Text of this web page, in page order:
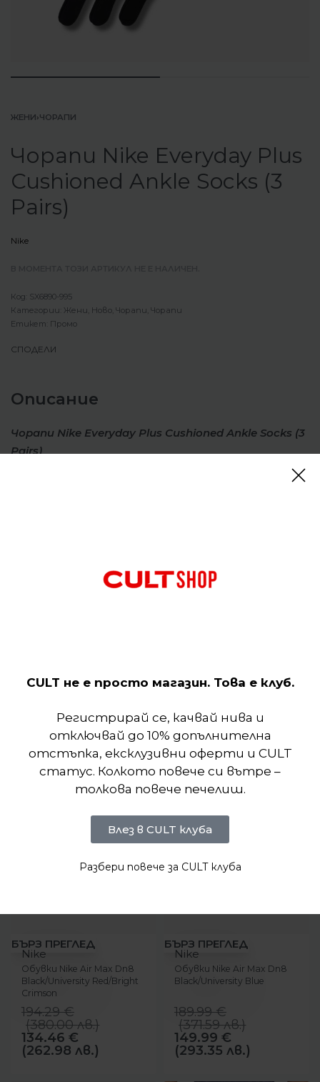
ЖЕНИ›ЧОРАПИ
Чорапи Nike Everyday Plus
Cushioned Ankle Socks (3
Pairs)
Nike
SX6890-995
Категории: Жени Ново Чорапи Чорапи
Етикет: Промо
СПОДЕЛИ
Описание
Чорапи Nike Everyday Plus Cushioned Ankle Socks (3
Pairs)
на потта и дишането в горната част помагат
краката ви да останат сухи и хладни, за да ви
Подобни продукти
-31%
БЪРЗ ПРЕГЛЕД
Nike
Обувки Nike Air Max Dn8
Black/University Red/Bright
Crimson
194.29€
(380.00лв.)
134.46 €
(262.98 лв.)
-21%
БЪРЗ ПРЕГЛЕД
Nike
Обувки Nike Air Max Dn8
Black/University Blue
189.99€
(371.59лв.)
149.99 €
(293.35 лв.)
CULT не е просто магазин. Това е клуб.
Регистрирай се, качвай нива и
отключвай до 10% допълнителна
отстъпка, ексклузивни оферти и CULT
статус. Колкото повече си вътре –
толкова повече печелиш.
Влез в CULT клуба
Разбери повече за CULT клуба